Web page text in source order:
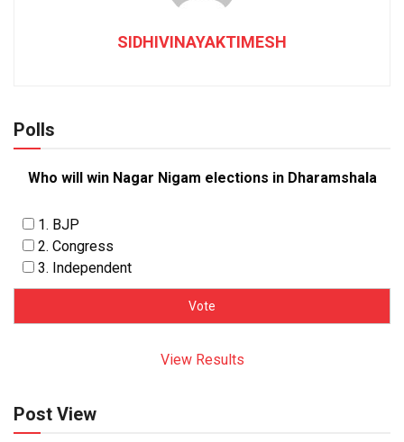
SIDHIVINAYAKTIMESH
Polls
Who will win Nagar Nigam elections in Dharamshala
1. BJP
2. Congress
3. Independent
View Results
Post View